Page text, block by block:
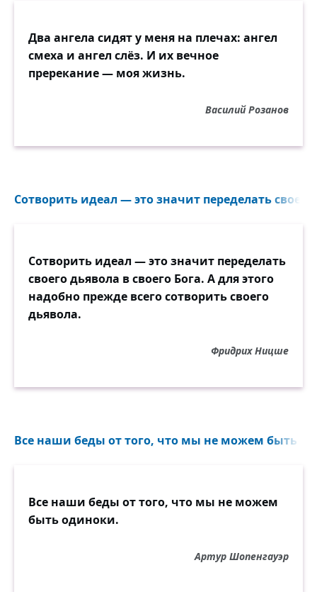
Два ангела сидят у меня на плечах: ангел
смеха и ангел слёз. И их вечное
пререкание — моя жизнь.
Василий Розанов
Сотворить идеал — это значит переделать
Сотворить идеал — это значит переделать
своего дьявола в своего Бога. А для этого
надобно прежде всего сотворить своего
дьявола.
Фридрих Ницше
Все наши беды от того, что мы не можем быть
Все наши беды от того, что мы не можем
быть одиноки.
Артур Шопенгауэр